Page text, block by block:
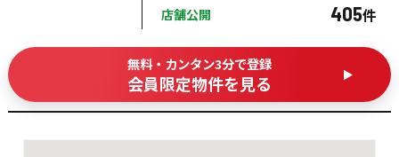
店舗公開 405件
無料・カンタン3分で登録
会員限定物件を見る